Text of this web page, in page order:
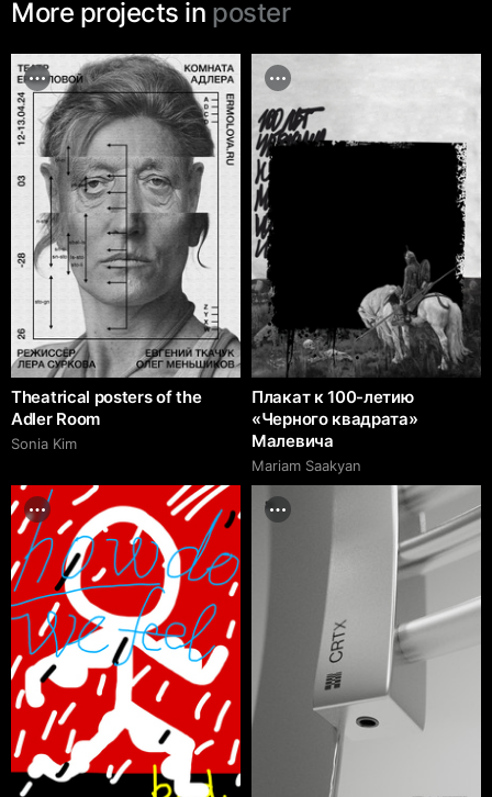
More projects in poster
Theatrical posters of the
Adler Room
Sonia Kim
Плакат к 100-летию
«Черного квадрата»
Малевича
Mariam Saakyan